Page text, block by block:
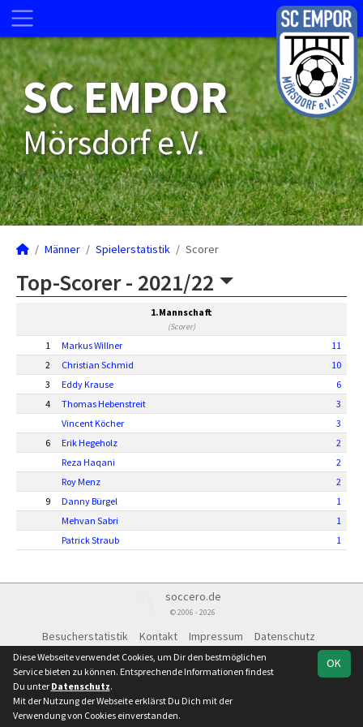
SC EMPOR
Mörsdorf e.V.
Männer Spielerstatistik Scorer
Top-Scorer - 2021/22
1.Mannschaft
(Scorer)
1 Markus Willner
11
2
Christian Schmid
10
3
Eddy Krause
6
4
Thomas Hebenstreit
3
Vincent Köcher
3
6
Erik Hegeholz
2
Reza Haqani
2
Roy Menz
2
9
Danny Bürgel
1
Mehvan Sabri
1
Patrick Straub
1
soccero.de
© 2006 - 2026
Besucherstatistik Kontakt Impressum
Datenschutz
OK
Diese Webseite verwendet Cookies, um Dir den bestmöglichen
Service bieten zu können. Entsprechende Informationen findest
Du unter Datenschutz.
Mit der Nutzung der Webseite erklärst Du Dich mit der
Verwendung von Cookies einverstanden.